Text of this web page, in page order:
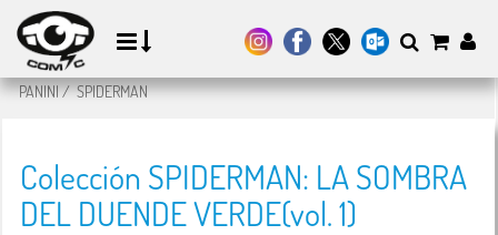
PANINI/SPIDERMAN
Colección SPIDERMAN: LA SOMBRA
DEL DUENDE VERDE(vol. 1)